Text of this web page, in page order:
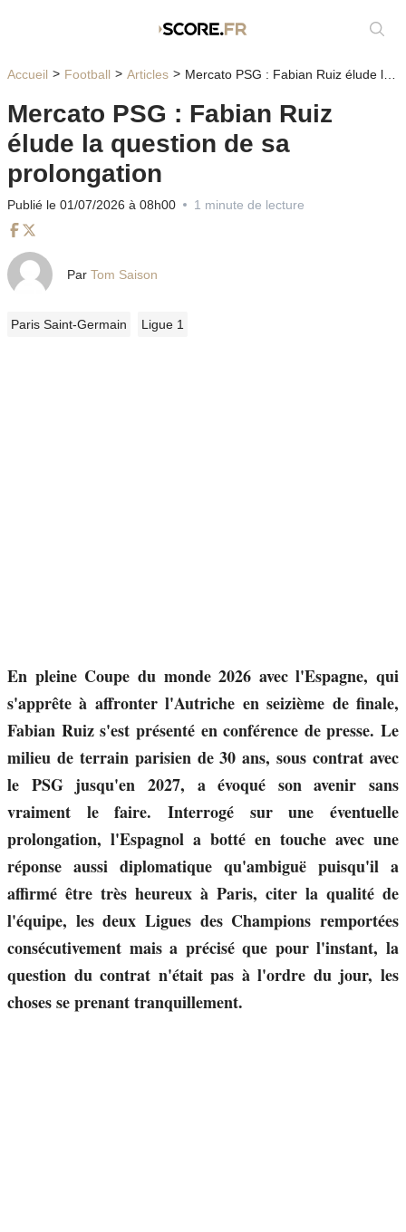
Accueil Football Articles Mercato PSG : Fabian Ruiz élude la question de sa prolongation
Mercato PSG : Fabian Ruiz
élude la question de sa
prolongation
Publié le 01/07/2026 à 08h00 1 minute de lecture
Par Tom Saison
Paris Saint-Germain Ligue 1
En pleine Coupe du monde 2026 avec l'Espagne, qui
s'apprête à affronter l'Autriche en seizième de finale,
Fabian Ruiz s'est présenté en conférence de presse. Le
milieu de terrain parisien de 30 ans, sous contrat avec
le PSG jusqu'en 2027, a évoqué son avenir sans
vraiment le faire. Interrogé sur une éventuelle
prolongation, l'Espagnol a botté en touche avec une
réponse aussi diplomatique qu'ambiguë puisqu'il a
affirmé être très heureux à Paris, citer la qualité de
l'équipe, les deux Ligues des Champions remportées
consécutivement mais a précisé que pour l'instant, la
question du contrat n'était pas à l'ordre du jour, les
choses se prenant tranquillement.